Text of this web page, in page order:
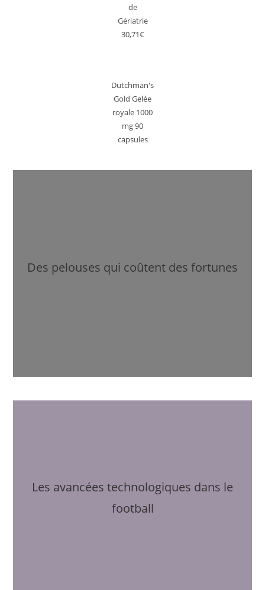
de
Gériatrie
30,71€
Dutchman's
Gold Gelée
royale 1000
mg 90
capsules
Des pelouses qui coûtent des fortunes
Les avancées technologiques dans le
football